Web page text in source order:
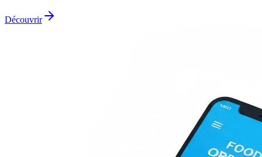
Découvrir